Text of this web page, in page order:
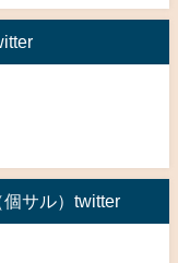
サル）twitter